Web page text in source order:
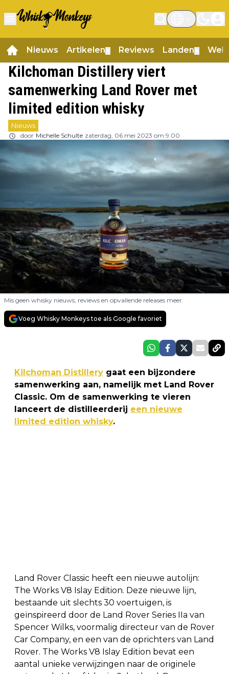
Nieuws Artikelen Reviews Landen
Kilchoman Distillery viert
samenwerking Land Rover met
limited edition whisky
Nieuws
door Michelle Schulte zaterdag, 06 mei 2023 om 9:00
Mis geen whisky nieuws, reviews en opvallende releases meer.
Voeg Whisky Monkeys toe als Google favoriet
Kilchoman Distillery gaat een bijzondere
samenwerking aan, namelijk met Land Rover
Classic. Om de samenwerking te vieren
lanceert de distilleerderij een nieuwe
limited edition whisky.
Land Rover Classic heeft een nieuwe autolijn:
The Works V8 Islay Edition. Deze nieuwe lijn,
bestaande uit slechts 30 voertuigen, is
geïnspireerd door de Land Rover Series IIa van
Spencer Wilks, voormalig directeur van de Rover
Car Company, en een van de oprichters van Land
Rover. The Works V8 Islay Edition bevat een
aantal unieke verwijzingen naar de originele